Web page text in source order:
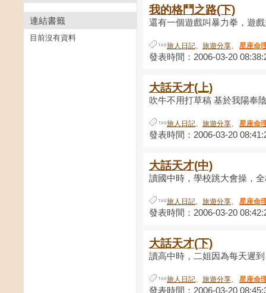
我的格鬥之路(下)
還有一個遊戲叫暴力拳，遊
旅人日記、 旅遊分享、 星座命
發表時間：2006-03-20
大話天才(上)
吹牛不用打草稿 基於我陽奉
旅人日記、 旅遊分享、 星座命
發表時間：2006-03-20
大話天才(中)
讀國中時，學校跳大會操，
旅人日記、 旅遊分享、 星座命
發表時間：2006-03-20
大話天才(下)
讀高中時，二姐因為每天遲
旅人日記、 旅遊分享、 星座命
發表時間：2006-03-20
連結書籤
目前沒有資料